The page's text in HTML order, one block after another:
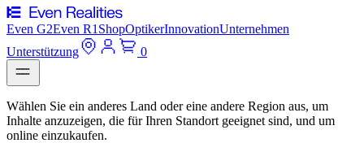
Even G2Even R1 ShopOptikerInnovationUnternehmen
Unterstützung
0
Wählen Sie ein anderes Land oder eine andere Region aus, um
Inhalte anzuzeigen, die für Ihren Standort geeignet sind, und um
online einzukaufen.